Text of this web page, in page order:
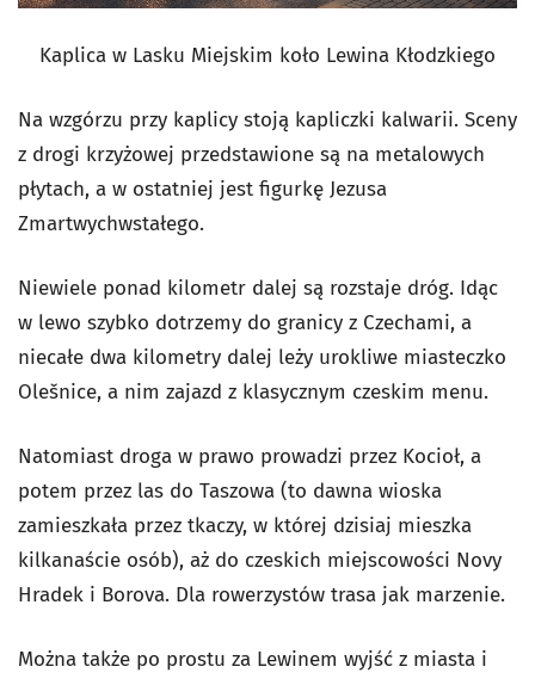
Kaplica w Lasku Miejskim koło Lewina Kłodzkiego
Na wzgórzu przy kaplicy stoją kapliczki kalwarii. Sceny
z drogi krzyżowej przedstawione są na metalowych
płytach, a w ostatniej jest figurkę Jezusa
Zmartwychwstałego.
Niewiele ponad kilometr dalej są rozstaje dróg. Idąc
w lewo szybko dotrzemy do granicy z Czechami, a
niecałe dwa kilometry dalej leży urokliwe miasteczko
Olešnice, a nim zajazd z klasycznym czeskim menu.
Natomiast droga w prawo prowadzi przez Kocioł, a
potem przez las do Taszowa (to dawna wioska
zamieszkała przez tkaczy, w której dzisiaj mieszka
kilkanaście osób), aż do czeskich miejscowości Novy
Hradek i Borova. Dla rowerzystów trasa jak marzenie.
Można także po prostu za Lewinem wyjść z miasta i